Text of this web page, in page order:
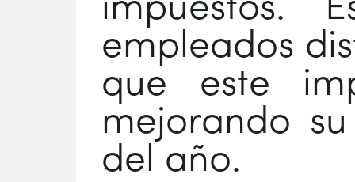
impuestos.
empleados
que este
mejorando
del año.